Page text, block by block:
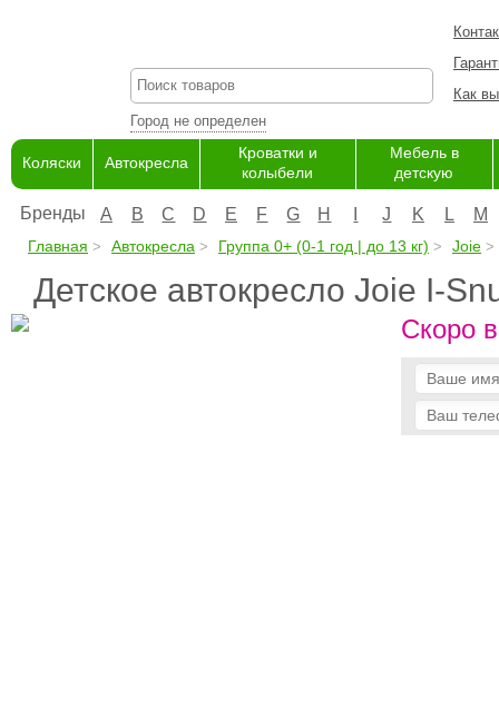
Город не определен
Как
Коляски Автокресла
Кроватки и
колыбели
Мебель в
детскую
Бренды A B C D E F G H J K L M
Главная Автокресла Группа 0+ (0-1 год | до 13 кг) Joie
Детское автокресло Joie I-
Скоро